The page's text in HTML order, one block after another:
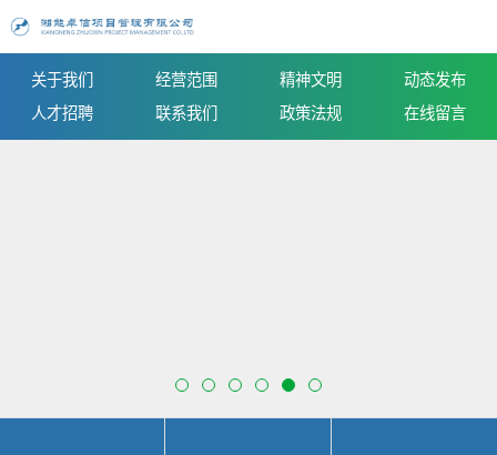
关于我们 经营范围 精神文明
动态发布
人才招聘
联系我们 政策法规 在线留言